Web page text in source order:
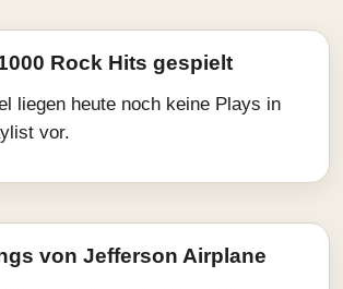
Rock Hits gespielt
liegen heute noch keine Plays in
vor.
von Jefferson Airplane